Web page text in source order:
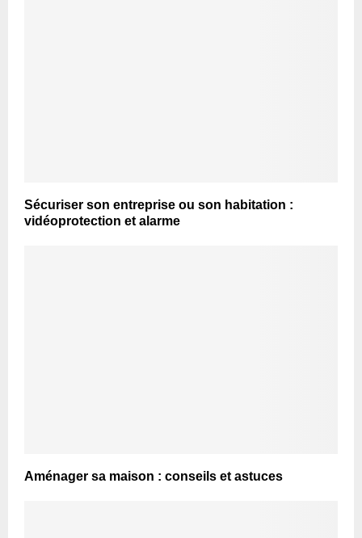
Sécuriser son entreprise ou son habitation :
vidéoprotection et alarme
Aménager sa maison : conseils et astuces